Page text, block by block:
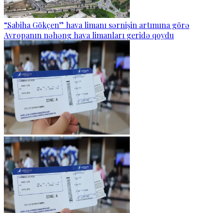
“Sabiha Gökçen” hava limanı sərnişin artımına görə
Avropanın nəhəng hava limanları geridə qoydu